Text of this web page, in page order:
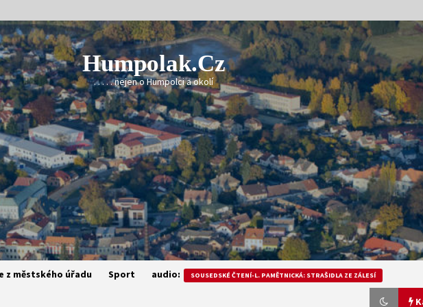
Humpolak.cz
. . . . . nejen o Humpolci a okolí
z městského úřadu Sport audio: SOUSEDSKÉ ČTENÍ-L. PAMĚTNICKÁ: STRAŠIDLA ZE ZÁLESÍ